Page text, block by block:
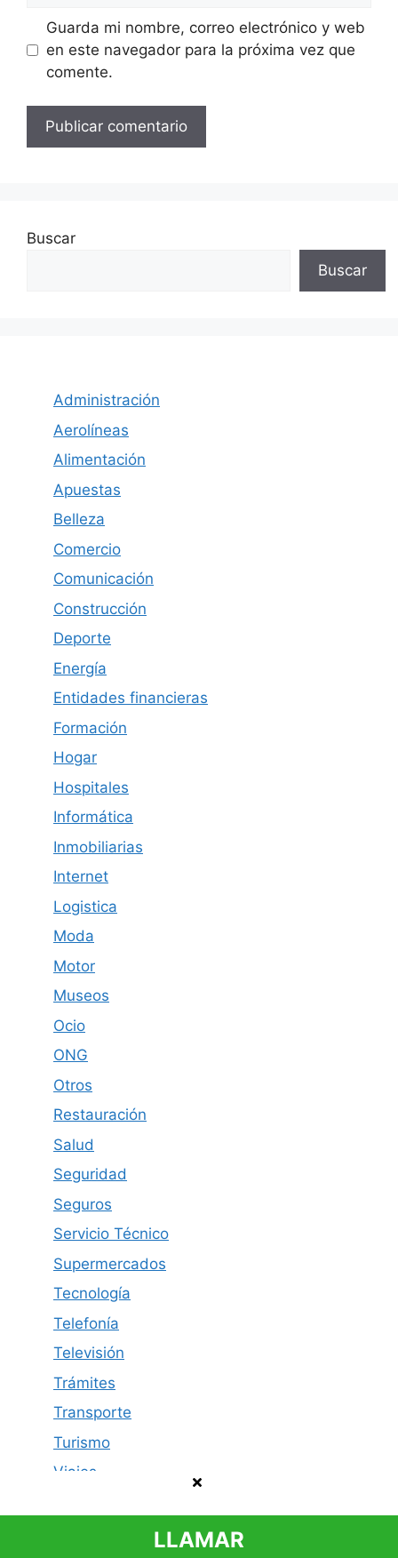
Guarda mi nombre, correo electrónico y web
en este navegador para la próxima vez que
comente.
Buscar
Buscar
Administración
Aerolíneas
Alimentación
Apuestas
Belleza
Comercio
Comunicación
Construcción
Deporte
Energía
Entidades financieras
Formación
Hogar
Hospitales
Informática
Inmobiliarias
Internet
Logistica
Moda
Motor
Museos
Ocio
ONG
Otros
Restauración
Salud
Seguridad
Seguros
Servicio Técnico
Supermercados
Tecnología
Telefonía
Televisión
Trámites
Transporte
Turismo
Viajes
LLAMAR